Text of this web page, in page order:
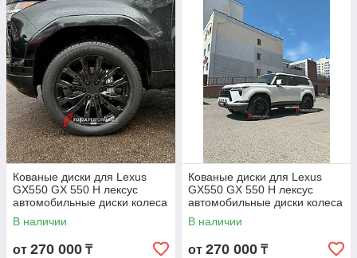
Кованые диски для Lexus
GX550 GX 550 H лексус
автомобильные диски колеса
ковка диск
В наличии
от 270 000 ₸
Кованые диски для Lexus
GX550 GX 550 H лексус
автомобильные диски колеса
ковка диск
В наличии
от 270 000 ₸